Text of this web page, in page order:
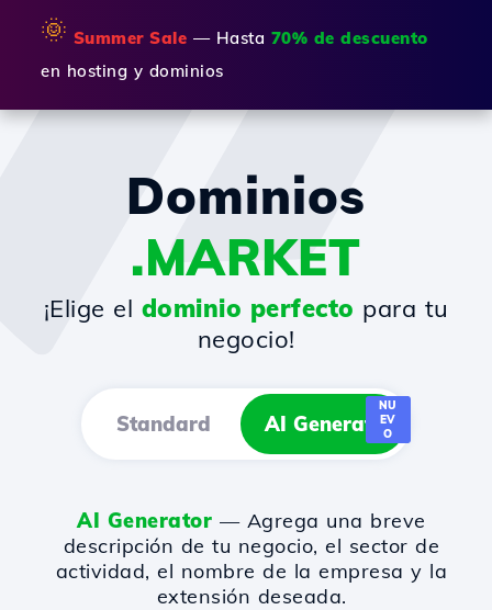
🌞 Summer Sale — Hasta 70% de descuento
en hosting y dominios
Dominios
.MARKET
¡Elige el dominio perfecto para tu
negocio!
Standard AI Generator
NU
EV
O
AI Generator — Agrega una breve
descripción de tu negocio, el sector de
actividad, el nombre de la empresa y la
extensión deseada.